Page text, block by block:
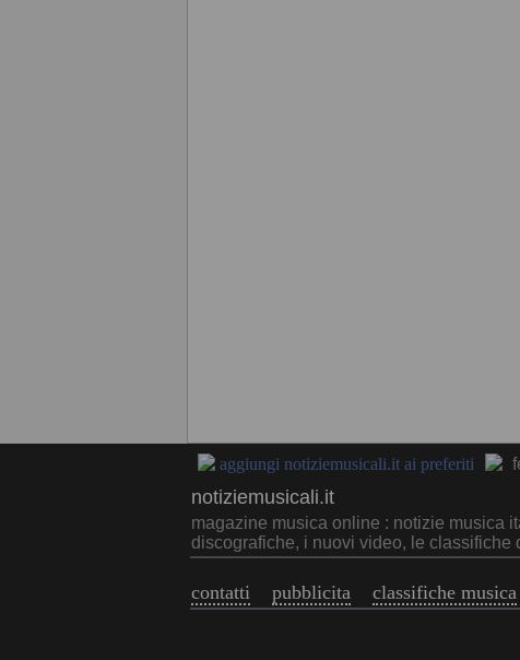
aggiungi notiziemusicali.it ai preferiti
notiziemusicali.it
magazine musica online : notizie musica
discografiche, i nuovi video, le classifiche
contatti pubblicita classifiche musica